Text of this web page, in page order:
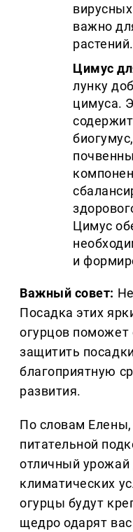
важно
растений.
Цимус
лунку
цимуса.
Цимус
и
Важный совет:
Посадка этих
огурцов поможет
защитить
благоприятную
развития.
По словам Елены,
питательной
отличный
климатических
огурцы будут
щедро одарят